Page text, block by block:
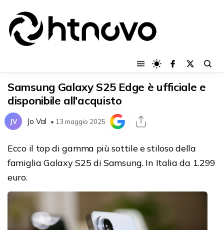
Samsung Galaxy S25 Edge è ufficiale e
disponibile all'acquisto
JV Jo Val • 13 maggio 2025
Ecco il top di gamma più sottile e stiloso della
famiglia Galaxy S25 di Samsung. In Italia da 1.299
euro.